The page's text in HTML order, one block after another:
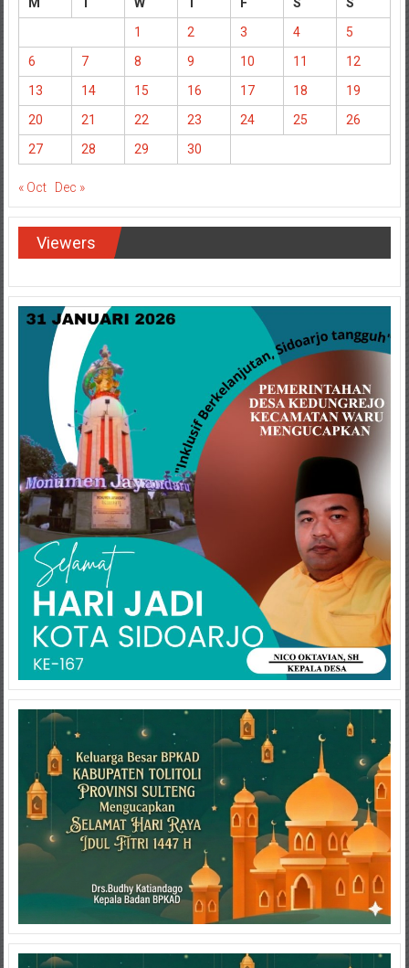
M W F S
S
1
2 3 4
5
6
7 8 9 10 11
12
13
14 15 16 17 18
19
20
21 22 23 24 25
26
27
28 29 30
« Oct Dec »
Viewers